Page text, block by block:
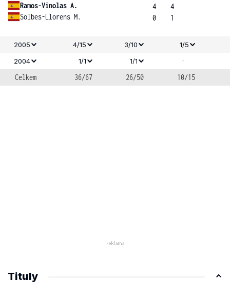
Ramos-Vinolas A.
Solbes-Llorens M.
4
0
4
1
2005 4/15 3/10
1/5
2004
1/1 1/1
-
Celkem
36/67 26/50 10/15
Tituly